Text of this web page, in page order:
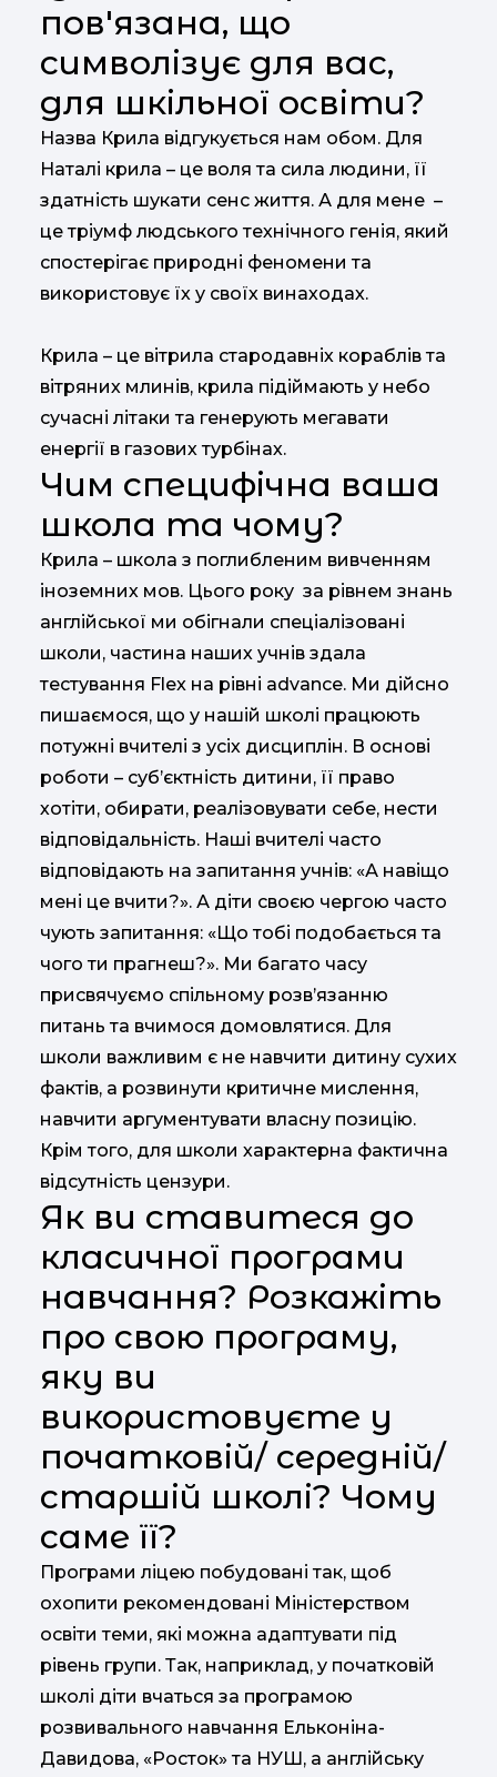
пов'язана, що
символізує для вас,
для шкільної освіти?
Назва Крила відгукується нам обом. Для
Наталі крила – це воля та сила людини, її
здатність шукати сенс життя. А для мене –
це тріумф людського технічного генія, який
спостерігає природні феномени та
використовує їх у своїх винаходах.
Крила – це вітрила стародавніх кораблів та
вітряних млинів, крила підіймають у небо
сучасні літаки та генерують мегавати
енергії в газових турбінах.
Чим специфічна ваша
школа та чому?
Крила – школа з поглибленим вивченням
іноземних мов. Цього року за рівнем знань
англійської ми обігнали спеціалізовані
школи, частина наших учнів здала
тестування Flex на рівні advance. Ми дійсно
пишаємося, що у нашій школі працюють
потужні вчителі з усіх дисциплін. В основі
роботи – суб’єктність дитини, її право
хотіти, обирати, реалізовувати себе, нести
відповідальність. Наші вчителі часто
відповідають на запитання учнів: «А навіщо
мені це вчити?». А діти своєю чергою часто
чують запитання: «Що тобі подобається та
чого ти прагнеш?». Ми багато часу
присвячуємо спільному розв’язанню
питань та вчимося домовлятися. Для
школи важливим є не навчити дитину сухих
фактів, а розвинути критичне мислення,
навчити аргументувати власну позицію.
Крім того, для школи характерна фактична
відсутність цензури.
Як ви ставитеся до
класичної програми
навчання? Розкажіть
про свою програму,
яку ви
використовуєте у
початковій/ середній/
старшій школі? Чому
саме її?
Програми ліцею побудовані так, щоб
охопити рекомендовані Міністерством
освіти теми, які можна адаптувати під
рівень групи. Так, наприклад, у початковій
школі діти вчаться за програмою
розвивального навчання Ельконіна-
Давидова, «Росток» та НУШ, а англійську